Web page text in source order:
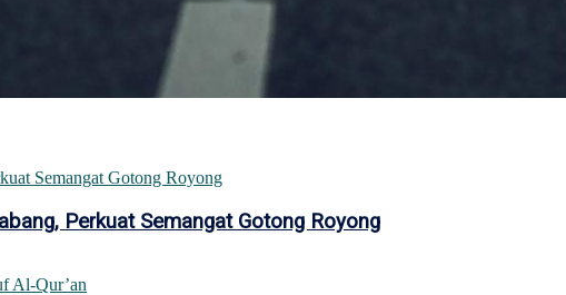
Perkuat Semangat Gotong Royong